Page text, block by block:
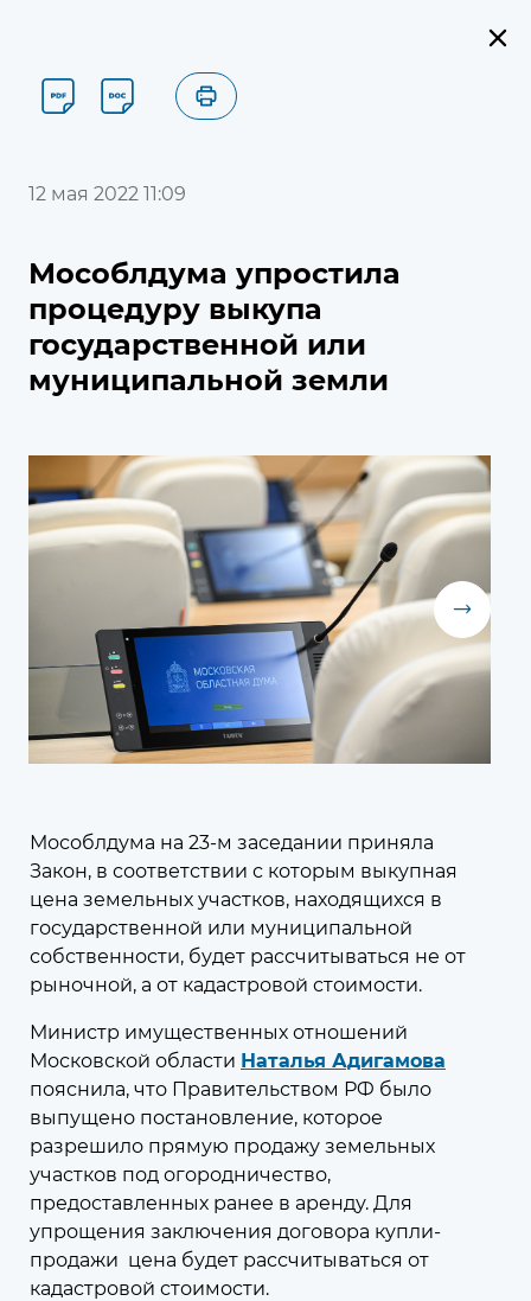
Новости
Календарь событий
Подписаться на рассылку
окончания Ленинградской битвы
(1944)
9 августа – День воинской славы
России
09 августа 2026 09:00
С Днём строителя!
Во второе воскресенье августа
поздравления принимают
специалисты строительной отрасли
12 мая 2022 11:09
Мособлдума упростила
процедуру выкупа
государственной или
муниципальной земли
Мособлдума на 23-м заседании приняла
Закон, в соответствии с которым выкупная
цена земельных участков, находящихся в
государственной или муниципальной
собственности, будет рассчитываться не от
рыночной, а от кадастровой стоимости.
Министр имущественных отношений
Московской области Наталья Адигамова
пояснила, что Правительством РФ было
выпущено постановление, которое
разрешило прямую продажу земельных
участков под огородничество,
предоставленных ранее в аренду. Для
упрощения заключения договора купли-
продажи цена будет рассчитываться от
кадастровой стоимости.
Единый контакт-центр
8 (495) 594-94-94
В контакт-центре можно получить информацию по
вопросам, относящимся
к компетенции Мособлдумы и её профильных комитетов, а
на личный приём к депутату по месту жительства или в